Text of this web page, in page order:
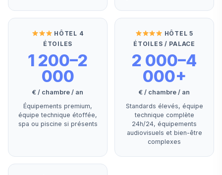
HÔTEL 4
ÉTOILES
1 200–2
000
€ / chambre / an
Équipements premium,
équipe technique étoffée,
spa ou piscine si présents
HÔTEL 5
ÉTOILES / PALACE
2 000–4
000+
€ / chambre / an
Standards élevés, équipe
technique complète
24h/24, équipements
audiovisuels et bien-être
complexes